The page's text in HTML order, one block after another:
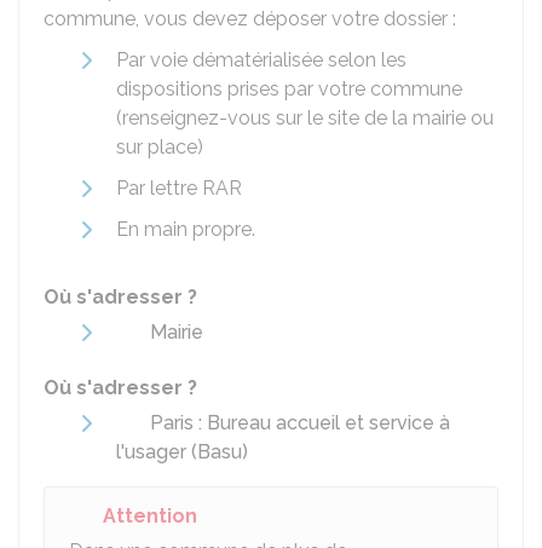
commune, vous devez déposer votre dossier :
Par voie dématérialisée selon les
dispositions prises par votre commune
(renseignez-vous sur le site de la mairie ou
sur place)
Par lettre RAR
En main propre.
Où s'adresser ?
Mairie
Où s'adresser ?
Paris : Bureau accueil et service à
l'usager (Basu)
Attention